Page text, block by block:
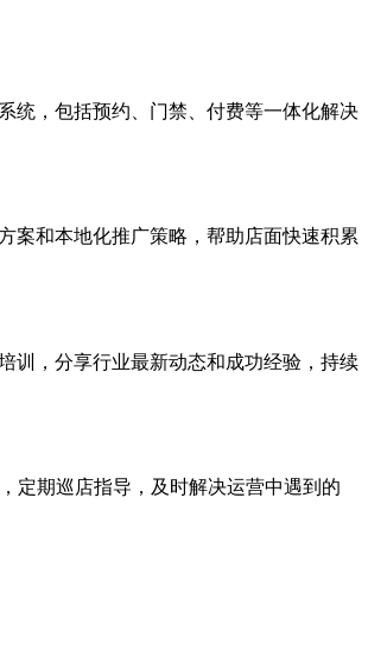
统，包括预约、门禁、付费等一体化解决
案和本地化推广策略，帮助店面快速积累
训，分享行业最新动态和成功经验，持续
定期巡店指导，及时解决运营中遇到的